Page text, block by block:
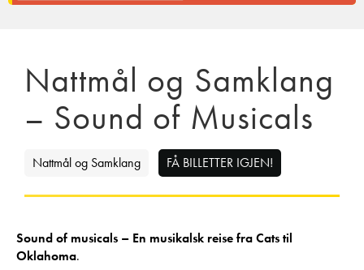
Nattmål og Samklang
– Sound of Musicals
Nattmål og Samklang FÅ BILLETTER IGJEN!
Sound of musicals – En musikalsk reise fra Cats til
Oklahoma.